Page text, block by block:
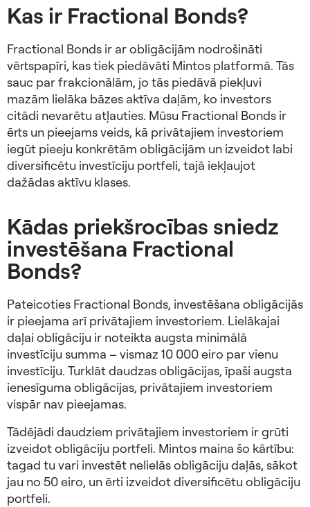
Kas ir Fractional Bonds?
Fractional Bonds ir ar obligācijām nodrošināti
vērtspapīri, kas tiek piedāvāti Mintos platformā. Tās
sauc par frakcionālām, jo tās piedāvā piekļuvi
mazām lielāka bāzes aktīva daļām, ko investors
citādi nevarētu atļauties. Mūsu Fractional Bonds ir
ērts un pieejams veids, kā privātajiem investoriem
iegūt pieeju konkrētām obligācijām un izveidot labi
diversificētu investīciju portfeli, tajā iekļaujot
dažādas aktīvu klases.
Kādas priekšrocības sniedz
investēšana Fractional
Bonds?
Pateicoties Fractional Bonds, investēšana obligācijās
ir pieejama arī privātajiem investoriem. Lielākajai
daļai obligāciju ir noteikta augsta minimālā
investīciju summa – vismaz 10 000 eiro par vienu
investīciju. Turklāt daudzas obligācijas, īpaši augsta
ienesīguma obligācijas, privātajiem investoriem
vispār nav pieejamas.
Tādējādi daudziem privātajiem investoriem ir grūti
izveidot obligāciju portfeli. Mintos maina šo kārtību:
tagad tu vari investēt nelielās obligāciju daļās, sākot
jau no 50 eiro, un ērti izveidot diversificētu obligāciju
portfeli.